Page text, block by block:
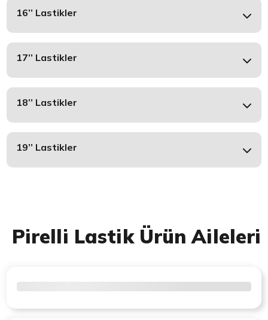
16’’ Lastikler
17’’ Lastikler
18’’ Lastikler
19’’ Lastikler
Pirelli Lastik Ürün Aileleri